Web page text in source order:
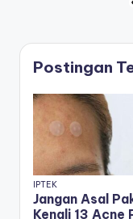
Postingan
IPTEK
Jangan Asal
Kenali 13 Acne